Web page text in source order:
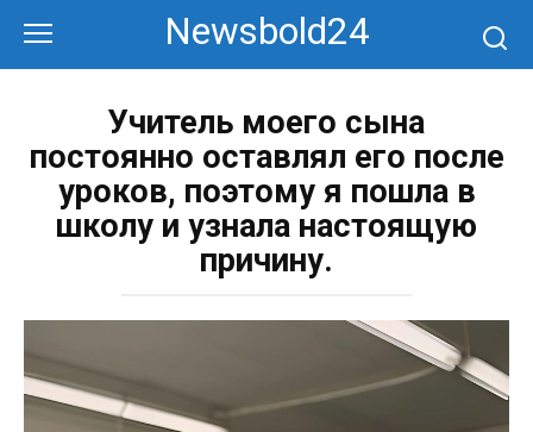
контенту
Newsbold24
Учитель моего сына
постоянно оставлял его после
уроков, поэтому я пошла в
школу и узнала настоящую
причину.